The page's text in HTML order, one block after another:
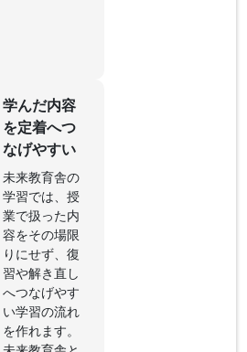
学んだ内容
を定着へつ
なげやすい
未来教育舎の
学習では、授
業で扱った内
容をその場限
りにせず、復
習や解き直し
へつなげやす
い学習の流れ
を作れます。